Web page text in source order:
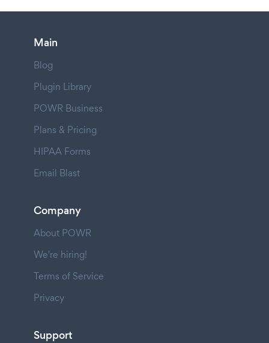
Main
Blog
Plugin Library
POWR Business
Plans & Pricing
HIPAA Forms
Email Blast
Company
About POWR
We're hiring!
Terms of Service
Privacy
Support